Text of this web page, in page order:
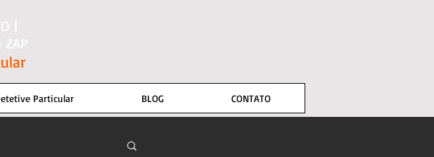
|
ZAP
Particular BLOG CONTATO